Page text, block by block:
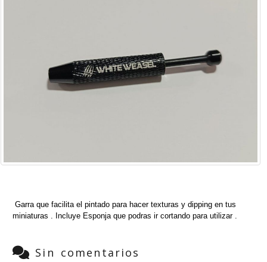
Garra que facilita el pintado para hacer texturas y dipping en tus
miniaturas . Incluye Esponja que podras ir cortando para utilizar .
Sin comentarios